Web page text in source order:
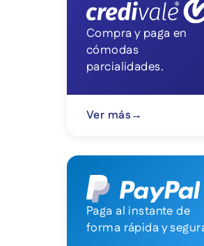
Compra y paga en
cómodas
parcialidades.
Ver más→
Paga al instante de
forma rápida y